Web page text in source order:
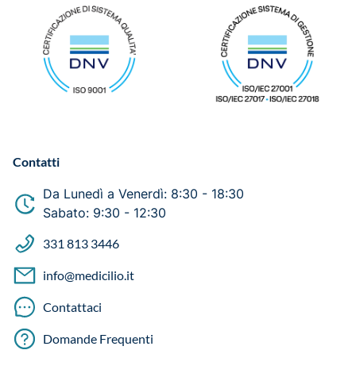
Contatti
Da Lunedì a Venerdì: 8:30 - 18:30
Sabato: 9:30 - 12:30
331 813 3446
info@medicilio.it
Contattaci
Domande Frequenti